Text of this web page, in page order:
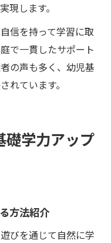
現します。
信を持って学習に取
で一貫したサポート
の声も多く、幼児基
れています。
礎学力アップ
方法紹介
びを通じて自然に学